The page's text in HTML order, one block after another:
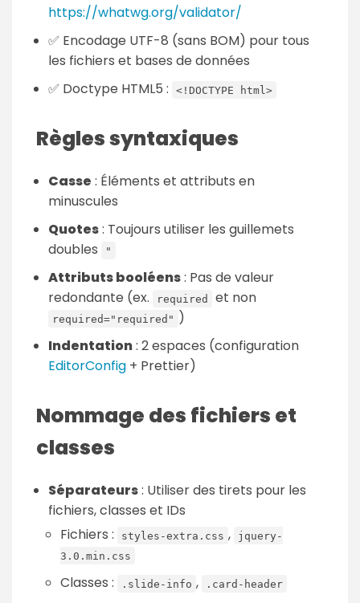
https://whatwg.org/validator/
✅ Encodage UTF-8 (sans BOM) pour tous
les fichiers et bases de données
✅ Doctype HTML5 :
<!DOCTYPE html>
Règles syntaxiques
Casse : Éléments et attributs en
minuscules
Quotes: Toujours utiliser les guillemets
doubles
"
Attributs booléens: Pas de valeur
redondante (ex.
required et non
required="required" )
Indentation: 2 espaces (configuration
EditorConfig + Prettier)
Nommage des fichiers et
classes
Séparateurs: Utiliser des tirets pour les
fichiers, classes et IDs
Fichiers :
styles-extra.css ,
jquery-
3.0.min.css
Classes : .slide-info , .card-header